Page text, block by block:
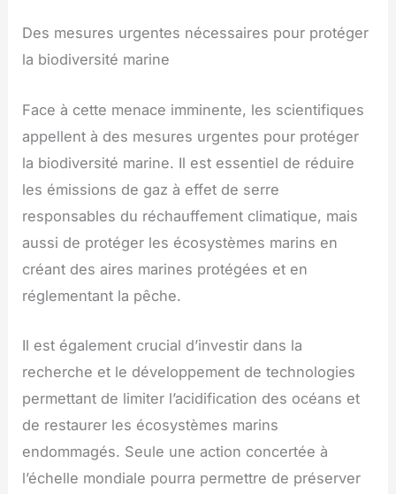
Des mesures urgentes nécessaires pour protéger
la biodiversité marine
Face à cette menace imminente, les scientifiques
appellent à des mesures urgentes pour protéger
la biodiversité marine. Il est essentiel de réduire
les émissions de gaz à effet de serre
responsables du réchauffement climatique, mais
aussi de protéger les écosystèmes marins en
créant des aires marines protégées et en
réglementant la pêche.
Il est également crucial d’investir dans la
recherche et le développement de technologies
permettant de limiter l’acidification des océans et
de restaurer les écosystèmes marins
endommagés. Seule une action concertée à
l’échelle mondiale pourra permettre de préserver